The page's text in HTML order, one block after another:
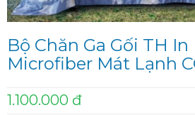
Bộ Chăn Ga Gối TH In
Microfiber Mát Lạnh
1.100.000 đ